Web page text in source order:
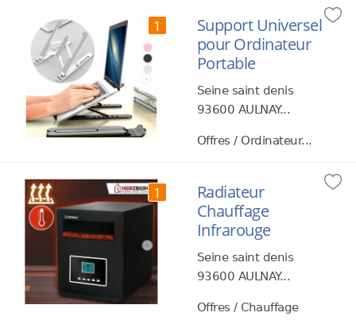
1
Support Universel
pour Ordinateur
Portable
Seine saint denis
93600 AULNAY...
Offres / Ordinateur...
1
Radiateur
Chauffage
Infrarouge
Seine saint denis
93600 AULNAY...
Offres / Chauffage